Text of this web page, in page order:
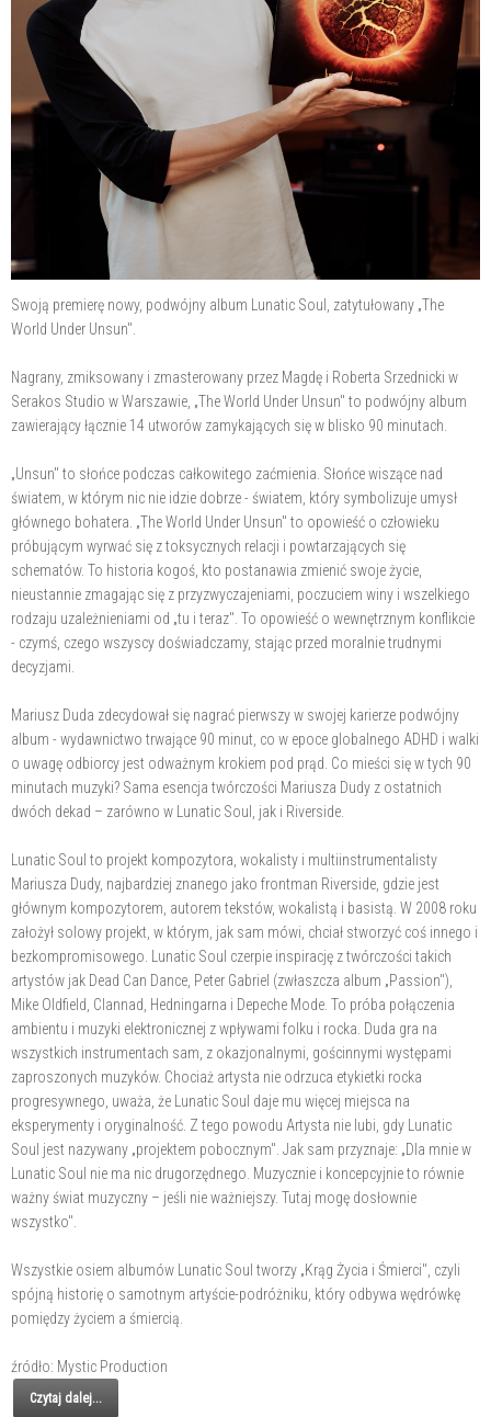
Swoją premierę nowy, podwójny album Lunatic Soul, zatytułowany „The
World Under Unsun".
Nagrany, zmiksowany i zmasterowany przez Magdę i Roberta Srzednicki w
Serakos Studio w Warszawie, „The World Under Unsun" to podwójny album
zawierający łącznie 14 utworów zamykających się w blisko 90 minutach.
„Unsun" to słońce podczas całkowitego zaćmienia. Słońce wiszące nad
światem, w którym nic nie idzie dobrze - światem, który symbolizuje umysł
głównego bohatera. „The World Under Unsun" to opowieść o człowieku
próbującym wyrwać się z toksycznych relacji i powtarzających się
schematów. To historia kogoś, kto postanawia zmienić swoje życie,
nieustannie zmagając się z przyzwyczajeniami, poczuciem winy i wszelkiego
rodzaju uzależnieniami od „tu i teraz". To opowieść o wewnętrznym konflikcie
- czymś, czego wszyscy doświadczamy, stając przed moralnie trudnymi
decyzjami.
Mariusz Duda zdecydował się nagrać pierwszy w swojej karierze podwójny
album - wydawnictwo trwające 90 minut, co w epoce globalnego ADHD i walki
o uwagę odbiorcy jest odważnym krokiem pod prąd. Co mieści się w tych 90
minutach muzyki? Sama esencja twórczości Mariusza Dudy z ostatnich
dwóch dekad – zarówno w Lunatic Soul, jak i Riverside.
Lunatic Soul to projekt kompozytora, wokalisty i multiinstrumentalisty
Mariusza Dudy, najbardziej znanego jako frontman Riverside, gdzie jest
głównym kompozytorem, autorem tekstów, wokalistą i basistą. W 2008 roku
założył solowy projekt, w którym, jak sam mówi, chciał stworzyć coś innego i
bezkompromisowego. Lunatic Soul czerpie inspirację z twórczości takich
artystów jak Dead Can Dance, Peter Gabriel (zwłaszcza album „Passion"),
Mike Oldfield, Clannad, Hedningarna i Depeche Mode. To próba połączenia
ambientu i muzyki elektronicznej z wpływami folku i rocka. Duda gra na
wszystkich instrumentach sam, z okazjonalnymi, gościnnymi występami
zaproszonych muzyków. Chociaż artysta nie odrzuca etykietki rocka
progresywnego, uważa, że Lunatic Soul daje mu więcej miejsca na
eksperymenty i oryginalność. Z tego powodu Artysta nie lubi, gdy Lunatic
Soul jest nazywany „projektem pobocznym". Jak sam przyznaje: „Dla mnie w
Lunatic Soul nie ma nic drugorzędnego. Muzycznie i koncepcyjnie to równie
ważny świat muzyczny – jeśli nie ważniejszy. Tutaj mogę dosłownie
wszystko".
Wszystkie osiem albumów Lunatic Soul tworzy „Krąg Życia i Śmierci", czyli
spójną historię o samotnym artyście-podróżniku, który odbywa wędrówkę
pomiędzy życiem a śmiercią.
źródło: Mystic Production
Czytaj dalej...